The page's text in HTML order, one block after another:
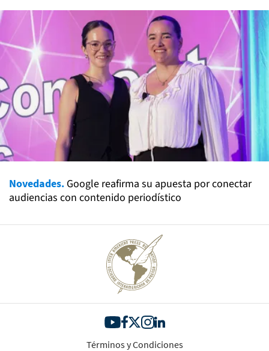
Novedades. Google reafirma su apuesta por conectar
audiencias con contenido periodístico
Términos y Condiciones